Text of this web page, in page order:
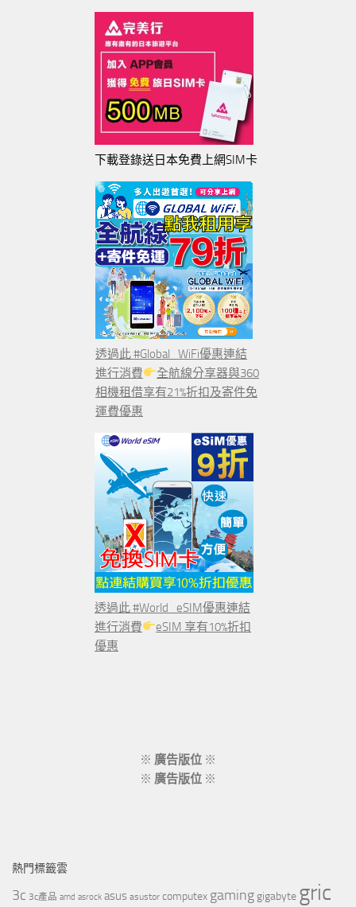
下載登錄送日本免費上網SIM卡
透過此 #Global_WiFi優惠連結
進行消費
全航線分享器與360
相機租借享有21%折扣及寄件免
運費優惠
透過此 #World_eSIM優惠連結
進行消費
eSIM 享有10%折扣
優惠
※ 廣告版位 ※
※ 廣告版位 ※
熱門標籤雲
3c 3c產品 amd asrock asus asustor computex gaming gigabyte gric